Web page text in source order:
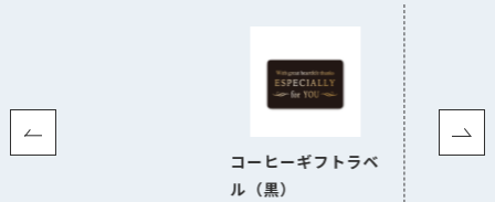
コーヒーギフトラベ
ル（黒）